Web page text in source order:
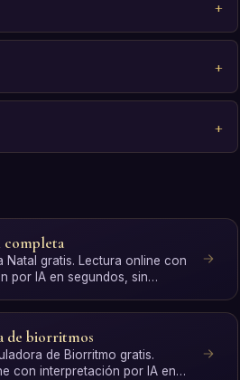
completa
Natal gratis. Lectura online con
por IA en segundos, sin
de biorritmos
de Biorritmo gratis.
con interpretación por IA en